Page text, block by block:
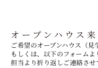
オープンハウス
ご希望のオープンハウス（
もしくは、以下のフォームよ
担当より折り返しご連絡させ